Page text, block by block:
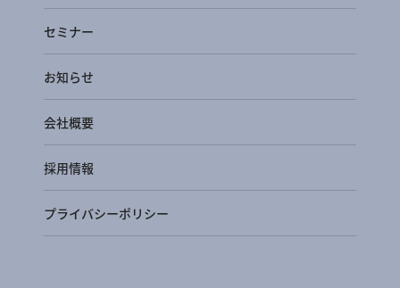
セミナー
お知らせ
会社概要
採用情報
プライバシーポリシー